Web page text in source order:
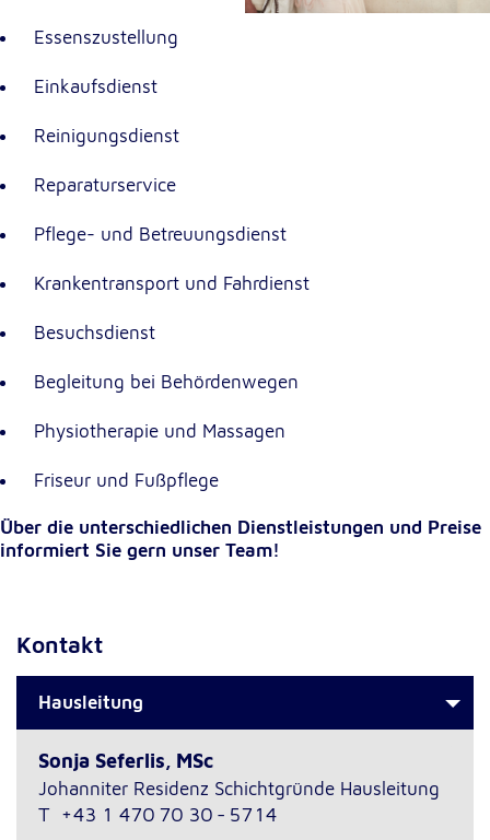
Essenszustellung
Einkaufsdienst
Reinigungsdienst
Reparaturservice
Pflege- und Betreuungsdienst
Krankentransport und Fahrdienst
Besuchsdienst
Begleitung bei Behördenwegen
Physiotherapie und Massagen
Friseur und Fußpflege
Über die unterschiedlichen Dienstleistungen und Preise
informiert Sie gern unser Team!
Kontakt
Hausleitung
Sonja Seferlis, MSc
Johanniter Residenz Schichtgründe Hausleitung
T +43 1 470 70 30 - 5714
Anbieter:
Zweck:
24 Stunden - 2 Jahre
Google Tag Manager
Um Inhalte von Videoplattformen und
diesen externen Diensten Cookies gesetzt.
YouTube
Zweck:
Google Maps
NID